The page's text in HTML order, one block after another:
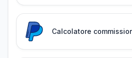
Calcolatore